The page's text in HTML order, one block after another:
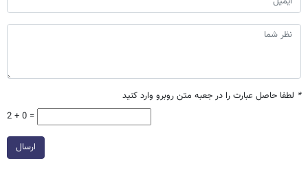
* لطفا حاصل عبارت را در جعبه متن روبرو وارد کنید
2 + 0 =
ارسال